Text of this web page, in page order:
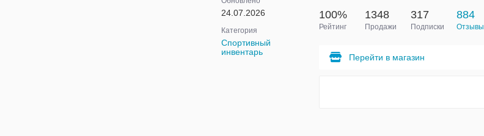
24.07.2026
Категория
Спортивный
инвентарь
100%
Рейтинг
1348
Продажи
317
Подписки
884
Отзывы
Перейти в магазин